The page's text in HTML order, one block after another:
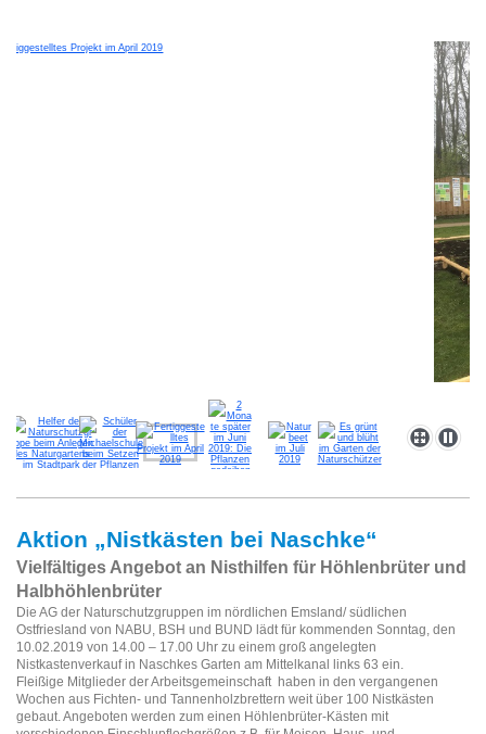
Aktion „Nistkästen bei Naschke“
Vielfältiges Angebot an Nisthilfen für Höhlenbrüter und
Halbhöhlenbrüter
Die AG der Naturschutzgruppen im nördlichen Emsland/ südlichen
Ostfriesland von NABU, BSH und BUND lädt für kommenden Sonntag, den
10.02.2019 von 14.00 – 17.00 Uhr zu einem groß angelegten
Nistkastenverkauf in Naschkes Garten am Mittelkanal links 63 ein.
Fleißige Mitglieder der Arbeitsgemeinschaft haben in den vergangenen
Wochen aus Fichten- und Tannenholzbrettern weit über 100 Nistkästen
gebaut. Angeboten werden zum einen Höhlenbrüter-Kästen mit